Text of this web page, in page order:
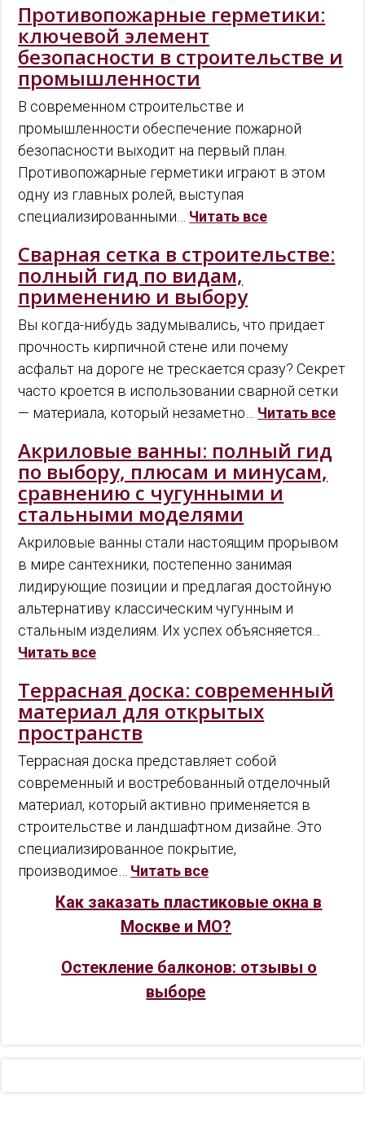
Противопожарные герметики:
ключевой элемент
безопасности в строительстве и
промышленности
В современном строительстве и
промышленности обеспечение пожарной
безопасности выходит на первый план.
Противопожарные герметики играют в этом
одну из главных ролей, выступая
специализированными… Читать все
Сварная сетка в строительстве:
полный гид по видам,
применению и выбору
Вы когда-нибудь задумывались, что придает
прочность кирпичной стене или почему
асфальт на дороге не трескается сразу? Секрет
часто кроется в использовании сварной сетки
— материала, который незаметно… Читать все
Акриловые ванны: полный гид
по выбору, плюсам и минусам,
сравнению с чугунными и
стальными моделями
Акриловые ванны стали настоящим прорывом
в мире сантехники, постепенно занимая
лидирующие позиции и предлагая достойную
альтернативу классическим чугунным и
стальным изделиям. Их успех объясняется…
Читать все
Террасная доска: современный
материал для открытых
пространств
Террасная доска представляет собой
современный и востребованный отделочный
материал, который активно применяется в
строительстве и ландшафтном дизайне. Это
специализированное покрытие,
производимое… Читать все
Как заказать пластиковые окна в
Москве и МО?
Остекление балконов: отзывы о
выборе